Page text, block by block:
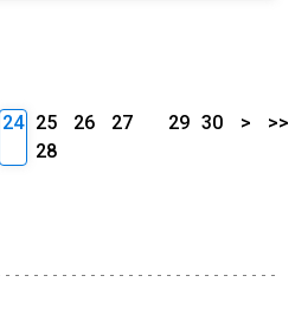
24 25 26
27
28
29 30 > >>